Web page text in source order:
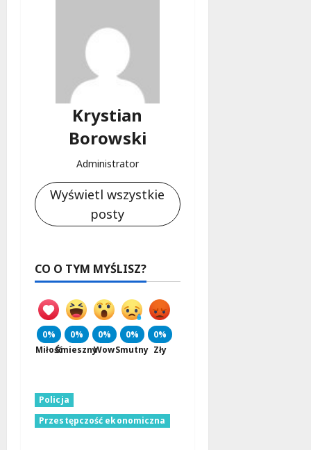
Krystian
Borowski
Administrator
Wyświetl wszystkie
posty
CO O TYM MYŚLISZ?
0%
Miłość
0%
Śmieszny
0%
Wow
0%
Smutny
0%
Zły
Policja
Przestępczość ekonomiczna